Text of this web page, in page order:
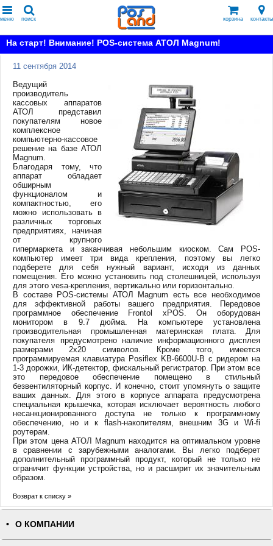
меню поиск корзина контакты
На старт! Внимание! POS-система АТОЛ Magnum!
11 сентября 2014
Ведущий
производитель
кассовых аппаратов
АТОЛ представил
покупателям новое
комплексное
компьютерно-кассовое
решение на базе АТОЛ
Magnum.
Благодаря тому, что
аппарат обладает
обширным
функционалом и
компактностью, его
можно использовать в
различных торговых
предприятиях, начиная
от крупного
гипермаркета и заканчивая небольшим киоском. Сам РОS-
компьютер имеет три вида крепления, поэтому вы легко
подберете для себя нужный вариант, исходя из данных
помещения. Его можно установить под столешницей, используя
для этого vesa-крепления, вертикально или горизонтально.
В составе POS-системы АТОЛ Magnum есть все необходимое
для эффективной работы вашего предприятия. Передовое
программное обеспечение Frontol xPOS. Он оборудован
монитором в 9.7 дюйма. На компьютере установлена
производительная промышленная материнская плата. Для
покупателя предусмотрено наличие информационного дисплея
размерами 2х20 символов. Кроме того, имеется
программируемая клавиатура Posiflex KB-6600U-B c ридером на
1-3 дорожки, ИК-детектор, фискальный регистратор. При этом все
это передовое обеспечение помещено в стильный
безвентиляторный корпус. И конечно, стоит упомянуть о защите
ваших данных. Для этого в корпусе аппарата предусмотрена
специальная крышечка, которая исключает вероятность любого
несанкционированного доступа не только к программному
обеспечению, но и к flash-накопителям, внешним 3G и Wi-fi
роутерам.
При этом цена АТОЛ Magnum находится на оптимальном уровне
в сравнении с зарубежными аналогами. Вы легко подберет
дополнительный программный продукт, который не только не
ограничит функции устройства, но и расширит их значительным
образом.
Возврат к списку »
О КОМПАНИИ